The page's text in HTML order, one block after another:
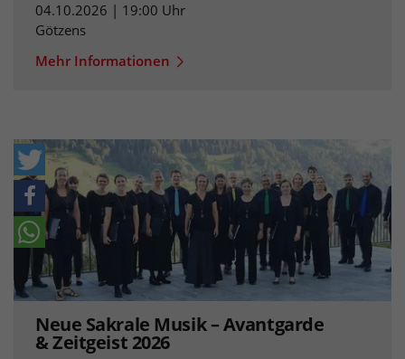
04.10.2026 | 19:00 Uhr
Götzens
Mehr Informationen
Neue Sakrale Musik – Avantgarde
& Zeitgeist 2026